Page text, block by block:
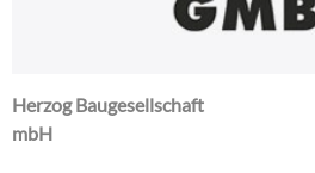
Herzog Baugesellschaft
mbH